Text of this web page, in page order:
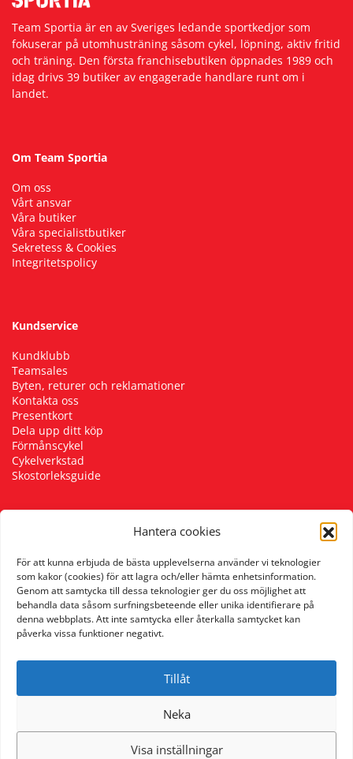
Hantera cookies
För att kunna erbjuda de bästa upplevelserna använder vi teknologier
som kakor (cookies) för att lagra och/eller hämta enhetsinformation.
Genom att samtycka till dessa teknologier ger du oss möjlighet att
behandla data såsom surfningsbeteende eller unika identifierare på
denna webbplats. Att inte samtycka eller återkalla samtycket kan
påverka vissa funktioner negativt.
Tillåt
Neka
Visa inställningar
Team Sportia är en av Sveriges ledande sportkedjor som
fokuserar på utomhusträning såsom cykel, löpning, aktiv fritid
och träning. Den första franchisebutiken öppnades 1989 och
idag drivs 39 butiker av engagerade handlare runt om i
landet.
Om Team Sportia
Om oss
Vårt ansvar
Våra butiker
Våra specialistbutiker
Sekretess & Cookies
Integritetspolicy
Kundservice
Kundklubb
Teamsales
Byten, returer och reklamationer
Kontakta oss
Presentkort
Dela upp ditt köp
Förmånscykel
Cykelverkstad
Skostorleksguide